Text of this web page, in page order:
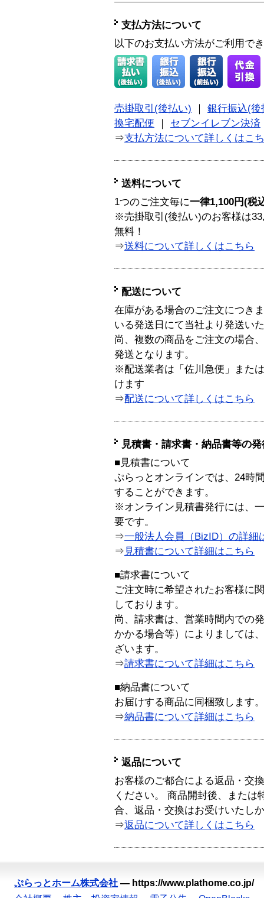
支払方法について
以下のお支払い方法がご利用で
売掛取引(後払い) ｜ 銀行振込(後
換宅配便 ｜ セブンイレブン決済
⇒支払方法について詳しくはこ
送料について
1つのご注文毎に一律1,100円(税
※売掛取引(後払い)のお客様は
無料！
⇒送料について詳しくはこちら
配送について
在庫がある場合のご注文につき
いる発送日にて当社より発送い
尚、複数の商品をご注文の場合
発送となります。
※配送業者は「佐川急便」また
けます
⇒配送について詳しくはこちら
見積書・請求書・納品書等の
■見積書について
ぷらっとオンラインでは、24時
することができます。
※オンライン見積書発行には、
要です。
⇒一般法人会員（BizID）の詳細
⇒ 見積書について詳細はこちら
■請求書について
ご注文時に希望されたお客様に
しております。
尚、請求書は、営業時間内での
かかる場合等）によりましては
ざいます。
⇒請求書について詳細はこちら
■納品書について
お届けする商品に同梱致します。
⇒納品書について詳細はこちら
返品について
お客様のご都合による返品・交
ください。 商品開封後、または
合、返品・交換はお受けいたし
⇒返品について詳しくはこちら
ぷらっとホーム株式会社 — https://www.plathome.co.jp/